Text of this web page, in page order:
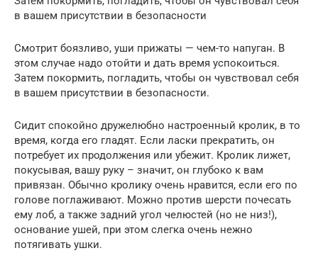
в вашем присутствии в безопасности
Смотрит боязливо, уши прижаты — чем-то напуган. В
этом случае надо отойти и дать время успокоиться.
Затем покормить, погладить, чтобы он чувствовал себя
в вашем присутствии в безопасности.
Сидит спокойно дружелюбно настроенный кролик, в то
время, когда его гладят. Если ласки прекратить, он
потребует их продолжения или убежит. Кролик лижет,
покусывая, вашу руку – значит, он глубоко к вам
привязан. Обычно кролику очень нравится, если его по
голове поглаживают. Можно против шерсти почесать
ему лоб, а также задний угол челюстей (но не низ!),
основание ушей, при этом слегка очень нежно
потягивать ушки.